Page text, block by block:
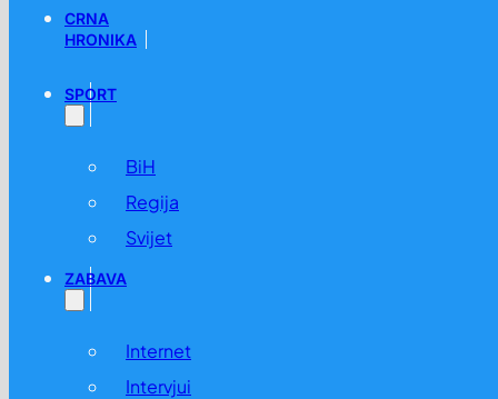
CRNA
HRONIKA
SPORT
BiH
Regija
Svijet
ZABAVA
Internet
Intervjui